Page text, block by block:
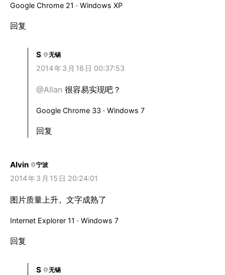
Google Chrome 21 · Windows XP
回复
S 无锡
2014年3 月 16 日 00:37:53
@Allan 很容易实现吧？
Google Chrome 33 · Windows 7
回复
Alvin 宁波
2014年3 月 15 日 20:24:01
图片质量上升，文字成熟了
Internet Explorer 11 · Windows 7
回复
S 无锡